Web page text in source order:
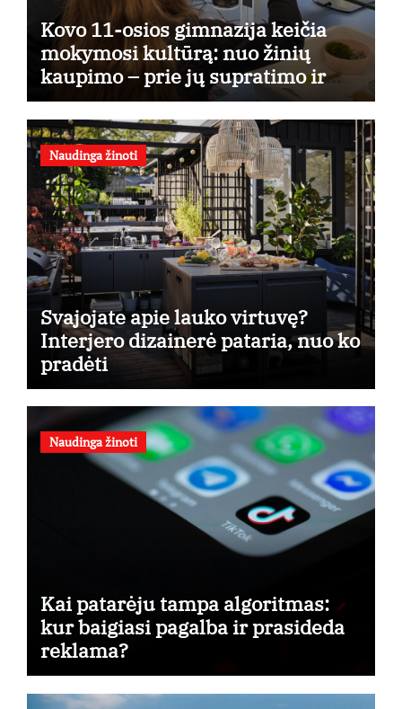
Kovo 11-osios gimnazija keičia
mokymosi kultūrą: nuo žinių
kaupimo – prie jų supratimo ir
taikymo
Naudinga žinoti
Svajojate apie lauko virtuvę?
Interjero dizainerė pataria, nuo ko
pradėti
Naudinga žinoti
Kai patarėju tampa algoritmas:
kur baigiasi pagalba ir prasideda
reklama?